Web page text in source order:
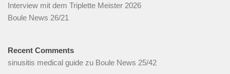
Interview mit dem Triplette Meister 2026
Boule News 26/21
Recent Comments
sinusitis medical guide zu Boule News 25/42